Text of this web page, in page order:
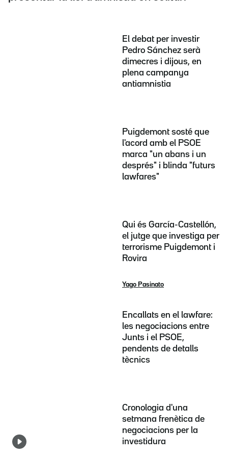
El debat per investir
Pedro Sánchez serà
dimecres i dijous, en
plena campanya
antiamnistia
Puigdemont sosté que
l'acord amb el PSOE
marca "un abans i un
després" i blinda "futurs
lawfares"
Qui és García-Castellón,
el jutge que investiga per
terrorisme Puigdemont i
Rovira
Yago Pasinato
Encallats en el lawfare:
les negociacions entre
Junts i el PSOE,
pendents de detalls
tècnics
Cronologia d'una
setmana frenètica de
negociacions per la
investidura